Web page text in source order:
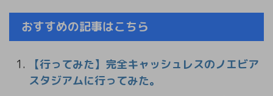
おすすめの記事はこちら
【行ってみた】完全キャッシュレスのノエビア
スタジアムに行ってみた。